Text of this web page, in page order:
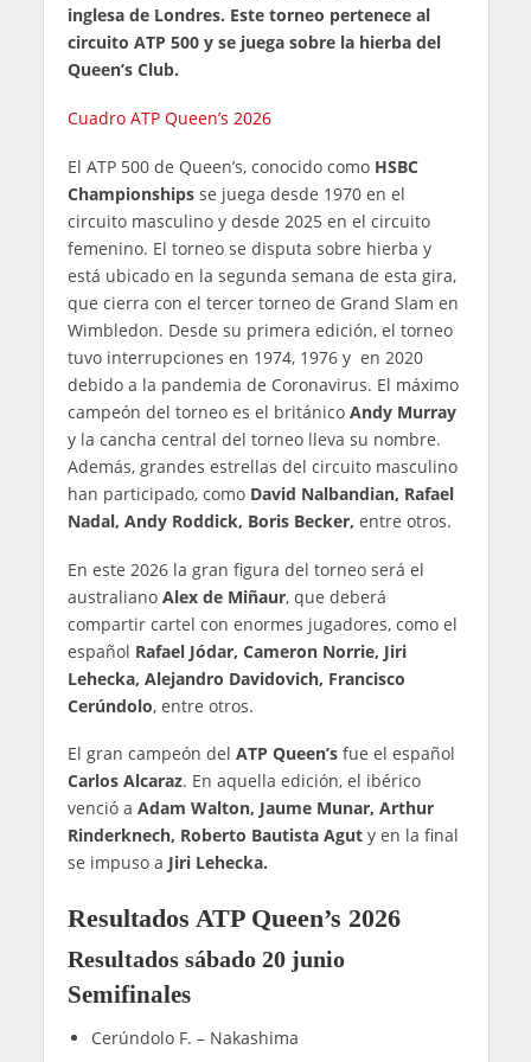
inglesa de Londres. Este torneo pertenece al
circuito ATP 500 y se juega sobre la hierba del
Queen’s Club.
Cuadro ATP Queen’s 2026
El ATP 500 de Queen’s, conocido como HSBC
Championshipsse juega desde 1970 en el
circuito masculino y desde 2025 en el circuito
femenino. El torneo se disputa sobre hierba y
está ubicado en la segunda semana de esta gira,
que cierra con el tercer torneo de Grand Slam en
Wimbledon. Desde su primera edición, el torneo
tuvo interrupciones en 1974, 1976 y en 2020
debido a la pandemia de Coronavirus. El máximo
campeón del torneo es el británicoAndy Murray
y la cancha central del torneo lleva su nombre.
Además, grandes estrellas del circuito masculino
han participado, como David Nalbandian, Rafael
Nadal, Andy Roddick, Boris Becker, entre otros.
En este 2026 la gran figura del torneo será el
australiano Alex de Miñaur, que deberá
compartir cartel con enormes jugadores, como el
español Rafael Jódar, Cameron Norrie, Jiri
Lehecka, Alejandro Davidovich, Francisco
Cerúndolo, entre otros.
El gran campeón del ATP Queen’sfue el español
Carlos Alcaraz. En aquella edición, el ibérico
venció a Adam Walton, Jaume Munar, Arthur
Rinderknech, Roberto Bautista Aguty en la final
se impuso a Jiri Lehecka.
Resultados ATP Queen’s 2026
Resultados sábado 20 junio
Semifinales
Cerúndolo F. – Nakashima